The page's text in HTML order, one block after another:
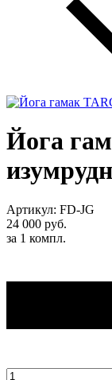
Йога
Артикул: FD-JG
24 000 руб.
за 1 компл.